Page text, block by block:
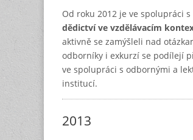
Od roku 2012 je ve spolupráci
dědictví ve vzdělávacím
aktivně se zamýšleli nad
odborníky i exkurzí se podílejí
ve spolupráci s odbornými a
institucí.
2013